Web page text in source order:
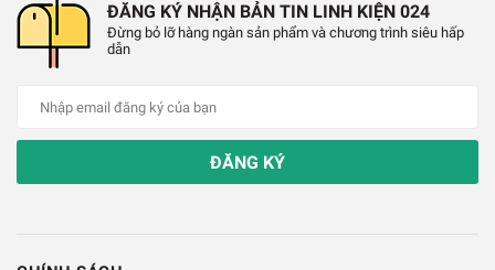
ĐĂNG KÝ NHẬN BẢN TIN LINH KIỆN 024
Đừng bỏ lỡ hàng ngàn sản phẩm và chương trình siêu hấp
dẫn
ĐĂNG KÝ